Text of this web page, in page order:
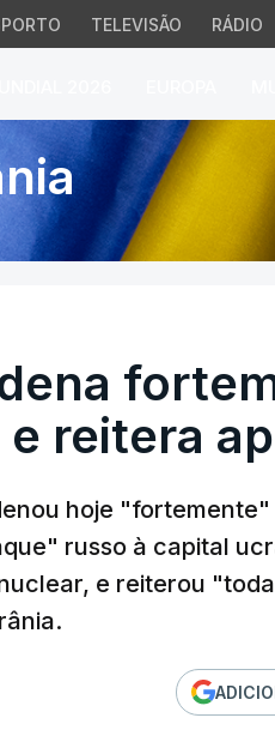
TELEVISÃO RÁDIO
reitera
hoje
russo à capital
e reiterou